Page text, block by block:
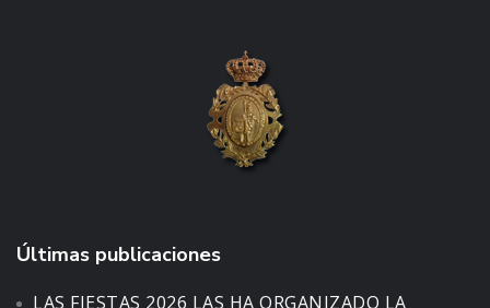
Últimas publicaciones
LAS FIESTAS 2026 LAS HA ORGANIZADO LA